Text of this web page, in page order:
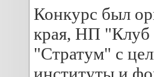
Конкурс был
края, НП "Клуб
"Стратум" с